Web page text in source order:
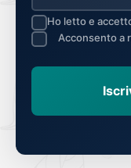
Ho letto e
Acconsento a